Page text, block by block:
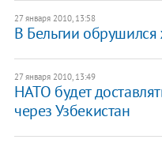
27 января 2010, 13:58
В Бельгии
27 января 2010, 13:49
НАТО будет
через Узбекистан